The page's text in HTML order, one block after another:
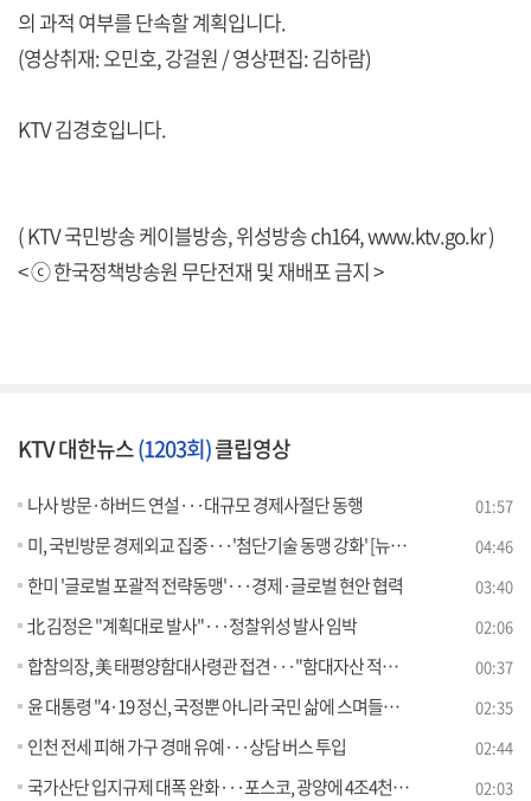
의 과적 여부를 단속할 계획입니다.
(영상취재: 오민호, 강걸원 / 영상편집: 김하람)
KTV 김경호입니다.
( KTV 국민방송 케이블방송, 위성방송 ch164,www.ktv.go.kr)
< ⓒ 한국정책방송원 무단전재 및 재배포 금지 >
KTV 대한뉴스(1203회)클립영상
나사 방문·하버드 연설···대규모 경제사절단 동행 01:57
미, 국빈방문 경제외교 집중···'첨단기술 동맹 강화' [뉴스의 맥] 04:46
한미 '글로벌 포괄적 전략동맹'···경제·글로벌 현안 협력 03:40
北 김정은 "계획대로 발사"···정찰위성 발사 임박 02:06
합참의장, 美 태평양함대사령관 접견···"함대자산 적시 투입 노력" 00:37
윤 대통령 "4·19 정신, 국정뿐 아니라 국민 삶에 스며들도록" 02:35
인천 전세 피해 가구 경매 유예···상담 버스 투입 02:44
국가산단 입지규제 대폭 완화···포스코, 광양에 4조4천억 투자 02:03